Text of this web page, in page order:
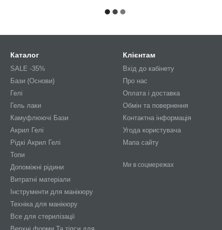
Каталог
SALE -35%
Бази (Основи)
Гелі
Гель лаки
Камуфлюючі Бази
Акрил Гелі
Рідкі Акрил Гелі
Топи
Допоміжні рідини
Витратні матеріали
Інструменти для манікюру
Техніка для манікюру
Все для стерилізації
Клієнтам
Вхід до кабінету
Про нас
Оплата і доставка
Обмін та повернення
Контактна інформація
Угода користувача
Мапа сайту
Ми в соцмережах